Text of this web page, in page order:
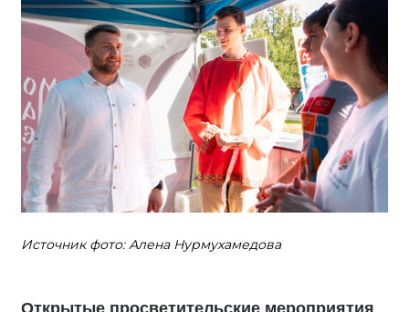
Источник фото: Алена Нурмухамедова
Открытые просветительские мероприятия